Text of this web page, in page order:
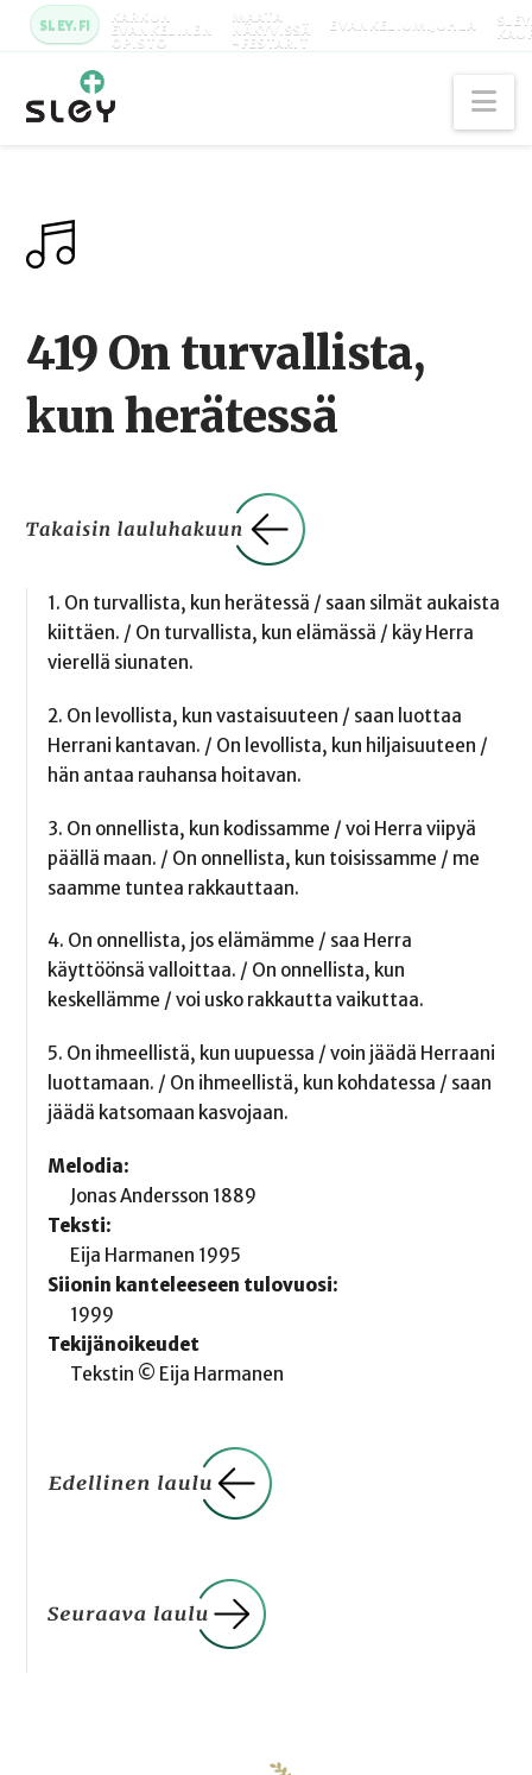
SLEY.FI KARKUN
EVANKELINEN
OPISTO
MAATA
NÄKYVISSÄ
-FESTARIT
EVANKELIUMIJUHLA
419 On turvallista,
kun herätessä
1. On turvallista, kun herätessä / saan silmät aukaista
kiittäen. / On turvallista, kun elämässä / käy Herra
vierellä siunaten.
2. On levollista, kun vastaisuuteen / saan luottaa
Herrani kantavan. / On levollista, kun hiljaisuuteen /
hän antaa rauhansa hoitavan.
3. On onnellista, kun kodissamme / voi Herra viipyä
päällä maan. / On onnellista, kun toisissamme / me
saamme tuntea rakkauttaan.
4. On onnellista, jos elämämme / saa Herra
käyttöönsä valloittaa. / On onnellista, kun
keskellämme / voi usko rakkautta vaikuttaa.
5. On ihmeellistä, kun uupuessa / voin jäädä Herraani
luottamaan. / On ihmeellistä, kun kohdatessa / saan
jäädä katsomaan kasvojaan.
Melodia:
Jonas Andersson 1889
Teksti:
Eija Harmanen 1995
Siionin kanteleeseen tulovuosi:
1999
Tekijänoikeudet
Tekstin © Eija Harmanen